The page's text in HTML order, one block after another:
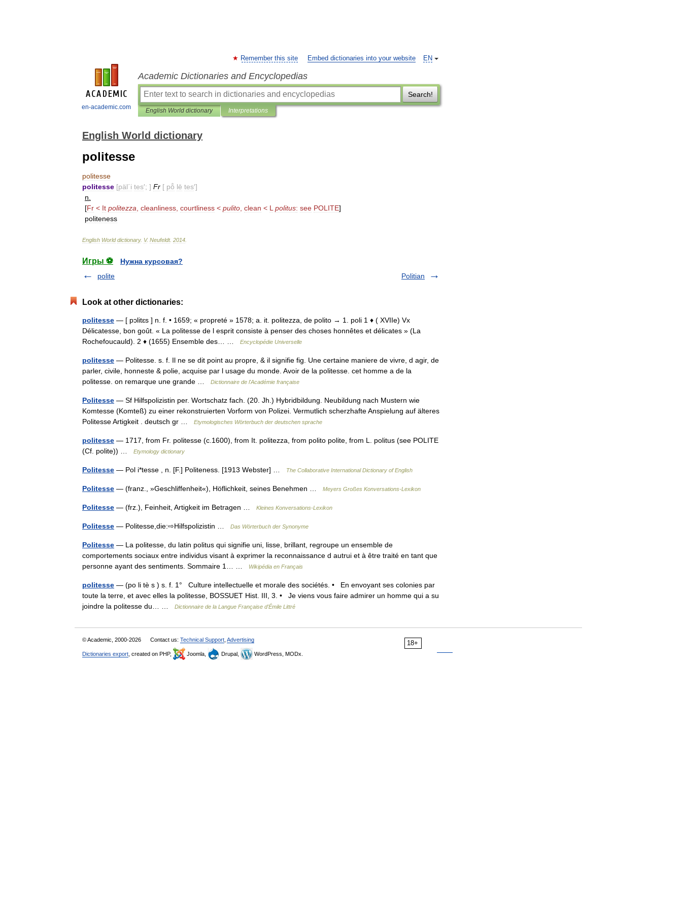
en-academic.com
EN
Remember this site Embed dictionaries into your website
Academic Dictionaries and Encyclopedias
Search!
English World dictionary Interpretations
English World dictionary
politesse
politesse
politesse [päl΄i tes′; ] Fr [ pō̂ lē tes′]
n
[Fr < It politezza cleanliness courtliness < pulito clean < L politus: see POLITE]
politeness
English World dictionary. V. Neufeldt. 2014
Игры ⚽
Нужна курсовая?
polite
Politian
Look at other dictionaries:
politesse — [ pɔlitɛs ] n. f. • 1659; « propreté » 1578; a. it. politezza, de polito → 1. poli 1 ♦ ( XVIIe) Vx
Délicatesse, bon goût. « La politesse de l esprit consiste à penser des choses honnêtes et délicates » (La
Rochefoucauld). 2 ♦ (1655) Ensemble des… …
Encyclopédie Universelle
politesse — Politesse. s. f. Il ne se dit point au propre, & il signifie fig. Une certaine maniere de vivre, d agir, de
parler, civile, honneste & polie, acquise par l usage du monde. Avoir de la politesse. cet homme a de la
politesse. on remarque une grande …
Dictionnaire de l'Académie française
Politesse — Sf Hilfspolizistin per. Wortschatz fach. (20. Jh.) Hybridbildung. Neubildung nach Mustern wie
Komtesse (Komteß) zu einer rekonstruierten Vorform von Polizei. Vermutlich scherzhafte Anspielung auf älteres
Politesse Artigkeit . deutsch gr …
Etymologisches Wörterbuch der deutschen sprache
politesse — 1717, from Fr. politesse (c.1600), from It. politezza, from polito polite, from L. politus (see POLITE
(Cf. polite)) …
Etymology dictionary
Politesse — Pol i*tesse , n. [F.] Politeness. [1913 Webster] … The Collaborative International Dictionary of English
Politesse — (franz., »Geschliffenheit«), Höflichkeit, seines Benehmen … Meyers Großes Konversations-Lexikon
Politesse — (frz.), Feinheit, Artigkeit im Betragen … Kleines Konversations-Lexikon
Politesse — Politesse,die:⇨Hilfspolizistin … Das Wörterbuch der Synonyme
Politesse — La politesse, du latin politus qui signifie uni, lisse, brillant, regroupe un ensemble de
comportements sociaux entre individus visant à exprimer la reconnaissance d autrui et à être traité en tant que
personne ayant des sentiments. Sommaire 1… …
Wikipédia en Français
politesse — (po li tè s ) s. f. 1° Culture intellectuelle et morale des sociétés. • En envoyant ses colonies par
toute la terre, et avec elles la politesse, BOSSUET Hist. III, 3. • Je viens vous faire admirer un homme qui a su
joindre la politesse du… …
Dictionnaire de la Langue Française d'Émile Littré
18+
© Academic, 2000-2026 Contact us: Technical Support Advertising
Dictionaries export , created on PHP, Joomla, Drupal, WordPress, MODx.